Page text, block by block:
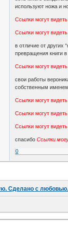
используют ножа и
Ссылки могут
Ссылки могут
в отличие от других
превращения книги
Ссылки могут
свои работы
собственным
Ссылки могут
Ссылки могут
Ссылки могут
спасибоСсылки
0
Сделано с любовью.